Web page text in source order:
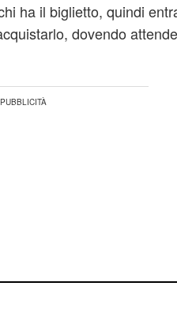
ha il biglietto, quindi
dovendo